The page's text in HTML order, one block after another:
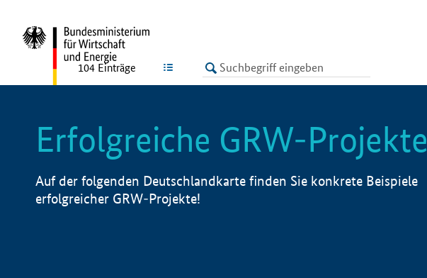
LISTE
104 Einträge
Erfolgreiche GRW-Projekte
Auf der folgenden Deutschlandkarte finden Sie konkrete Beispiele
erfolgreicher GRW-Projekte!